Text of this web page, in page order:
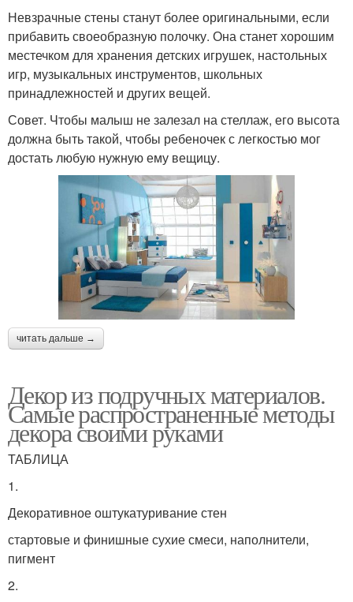
Невзрачные стены станут более оригинальными, если
прибавить своеобразную полочку. Она станет хорошим
местечком для хранения детских игрушек, настольных
игр, музыкальных инструментов, школьных
принадлежностей и других вещей.
Совет. Чтобы малыш не залезал на стеллаж, его высота
должна быть такой, чтобы ребеночек с легкостью мог
достать любую нужную ему вещицу.
читать дальше →
Декор из подручных материалов.
Самые распространенные методы
декора своими руками
ТАБЛИЦА
1.
Декоративное оштукатуривание стен
стартовые и финишные сухие смеси, наполнители,
пигмент
2.